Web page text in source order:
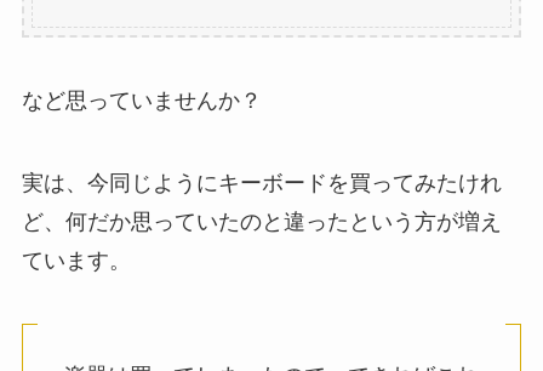
など思っていませんか？
実は、今同じようにキーボードを買ってみたけれ
ど、何だか思っていたのと違ったという方が増え
ています。